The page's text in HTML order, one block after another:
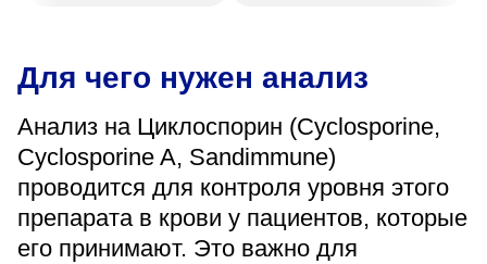
Суббота 08:00–16:00
Регистратура
+7 (4742) 55-55-43
Санаторий-профилакторий
«Парус»
Для чего нужен анализ
Анализ на Циклоспорин (Cyclosporine,
Cyclosporine A, Sandimmune)
проводится для контроля уровня этого
препарата в крови у пациентов, которые
его принимают. Это важно для